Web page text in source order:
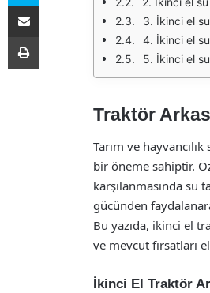
3. İkinci el
4. İkinci el
5. İkinci el
Traktör
Tarım ve
bir öneme sahiptir.
karşılanmasında su
gücünden
Bu yazıda, ikinci el
ve mevcut fırsatları
İkinci El Traktör
E-Posta ile paylaş